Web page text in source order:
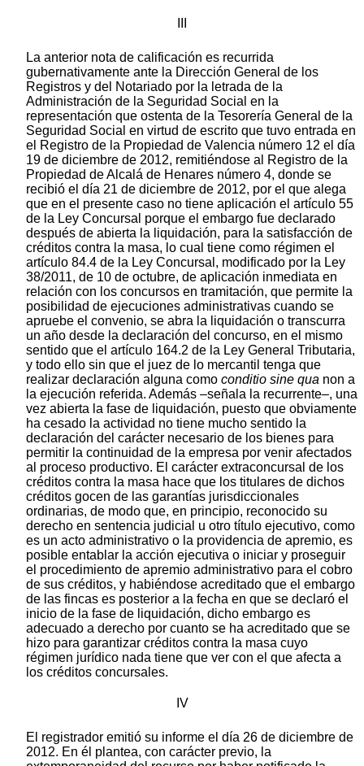
La anterior nota de calificación es recurrida
gubernativamente ante la Dirección General de los
Registros y del Notariado por la letrada de la
Administración de la Seguridad Social en la
representación que ostenta de la Tesorería General de la
Seguridad Social en virtud de escrito que tuvo entrada en
el Registro de la Propiedad de Valencia número 12 el día
19 de diciembre de 2012, remitiéndose al Registro de la
Propiedad de Alcalá de Henares número 4, donde se
recibió el día 21 de diciembre de 2012, por el que alega
que en el presente caso no tiene aplicación el artículo 55
de la Ley Concursal porque el embargo fue declarado
después de abierta la liquidación, para la satisfacción de
créditos contra la masa, lo cual tiene como régimen el
artículo 84.4 de la Ley Concursal, modificado por la Ley
38/2011, de 10 de octubre, de aplicación inmediata en
relación con los concursos en tramitación, que permite la
posibilidad de ejecuciones administrativas cuando se
apruebe el convenio, se abra la liquidación o transcurra
un año desde la declaración del concurso, en el mismo
sentido que el artículo 164.2 de la Ley General Tributaria,
y todo ello sin que el juez de lo mercantil tenga que
realizar declaración alguna como conditio sine qua non a
la ejecución referida. Además –señala la recurrente–, una
vez abierta la fase de liquidación, puesto que obviamente
ha cesado la actividad no tiene mucho sentido la
declaración del carácter necesario de los bienes para
permitir la continuidad de la empresa por venir afectados
al proceso productivo. El carácter extraconcursal de los
créditos contra la masa hace que los titulares de dichos
créditos gocen de las garantías jurisdiccionales
ordinarias, de modo que, en principio, reconocido su
derecho en sentencia judicial u otro título ejecutivo, como
es un acto administrativo o la providencia de apremio, es
posible entablar la acción ejecutiva o iniciar y proseguir
el procedimiento de apremio administrativo para el cobro
de sus créditos, y habiéndose acreditado que el embargo
de las fincas es posterior a la fecha en que se declaró el
inicio de la fase de liquidación, dicho embargo es
adecuado a derecho por cuanto se ha acreditado que se
hizo para garantizar créditos contra la masa cuyo
régimen jurídico nada tiene que ver con el que afecta a
los créditos concursales.
IV
El registrador emitió su informe el día 26 de diciembre de
2012. En él plantea, con carácter previo, la